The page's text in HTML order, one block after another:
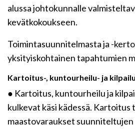
alussa johtokunnalle
kevätkokoukseen.
Toimintasuunnitelmasta ja -
yksityiskohtainen tapahtumien
Kartoitus-, kuntourheilu- ja
● Kartoitus, kuntourheilu ja
kulkevat käsi kädessä. Kartoitus
maastovaraukset suunniteltujen